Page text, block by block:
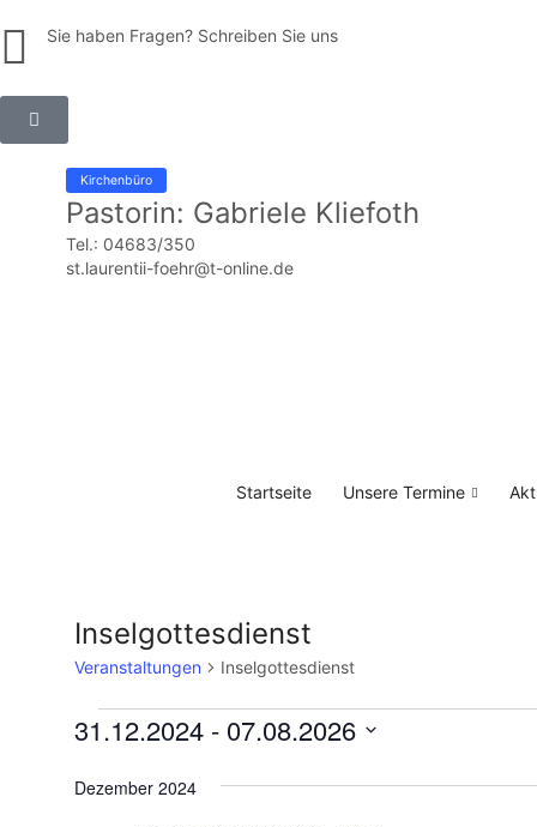
Sie haben Fragen? Schreiben Sie uns
Kirchenbüro
Pastorin: Gabriele Kliefoth
Tel.: 04683/350
st.laurentii-foehr@t-online.de
Startseite Unsere Termine
Inselgottesdienst
Veranstaltungen Inselgottesdienst
31.12.2024 - 07.08.2026
wählen.
Dezember 2024